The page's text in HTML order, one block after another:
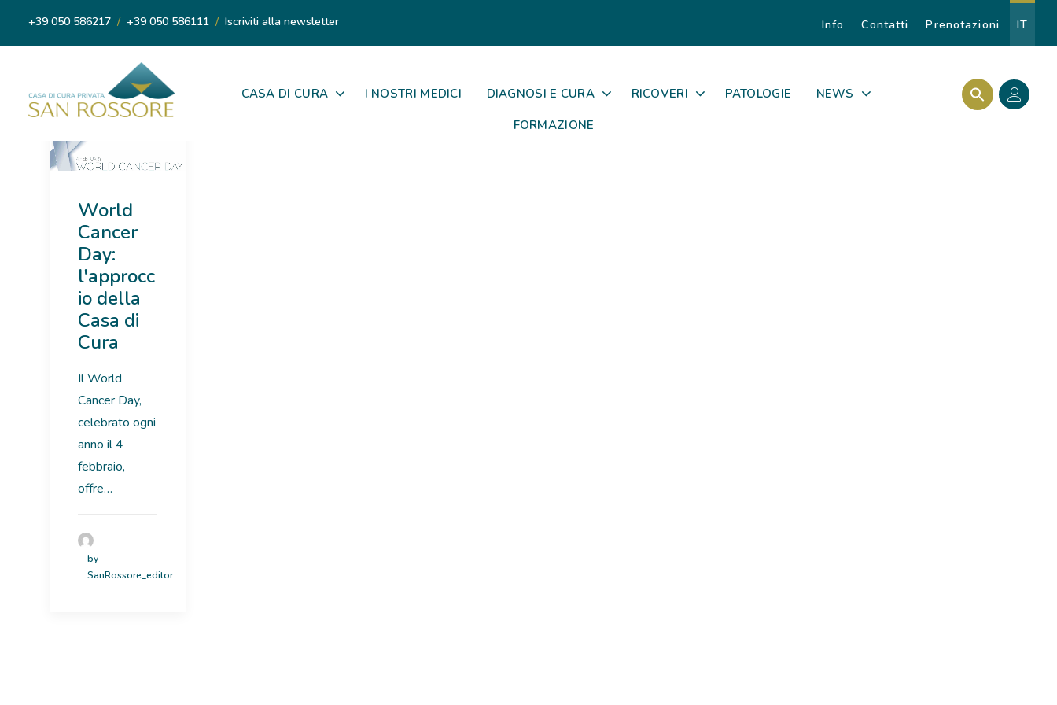
+39 050 586217 / +39 050 586111 / Iscriviti alla newsletter Info Contatti Prenotazioni IT
CASA DI CURA I NOSTRI MEDICI DIAGNOSI E CURA RICOVERI PATOLOGIE
NEWS
FORMAZIONE
Search for:
Search
World
Cancer
Day:
l'approcc
io della
Casa di
Cura
Il World
Cancer Day,
celebrato ogni
anno il 4
febbraio,
offre…
by
SanRossore_editor